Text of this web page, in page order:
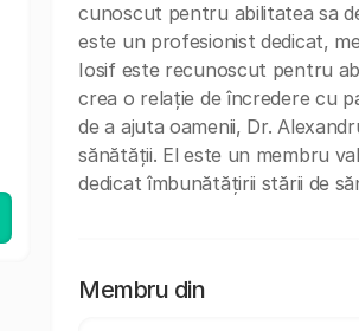
cunoscut pentru abilitatea sa
este un profesionist dedicat,
Iosif este recunoscut pentru
crea o relație de încredere cu
de a ajuta oamenii, Dr.
sănătății. El este un membru
dedicat îmbunătățirii stării de
Membru din